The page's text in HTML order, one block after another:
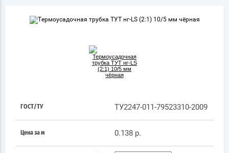
ГОСТ/ТУ ТУ2247-011-79523310-2009
Цена за м 0.138 р.